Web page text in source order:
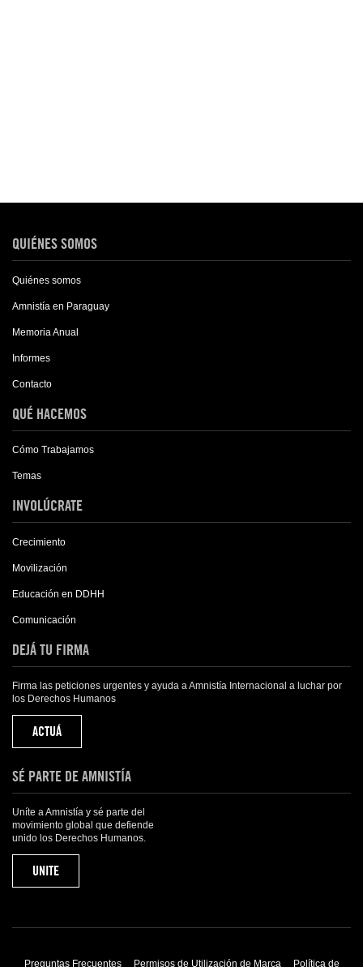
QUIÉNES SOMOS
Quiénes somos
Amnistía en Paraguay
Memoria Anual
Informes
Contacto
QUÉ HACEMOS
Cómo Trabajamos
Temas
INVOLÚCRATE
Crecimiento
Movilización
Educación en DDHH
Comunicación
DEJÁ TU FIRMA
Firma las peticiones urgentes y ayuda a Amnistía Internacional a luchar por
los Derechos Humanos
ACTUÁ
SÉ PARTE DE AMNISTÍA
Uníte a Amnistía y sé parte del
movimiento global que defiende
unido los Derechos Humanos.
UNITE
Preguntas Frecuentes Permisos de Utilización de Marca Política de